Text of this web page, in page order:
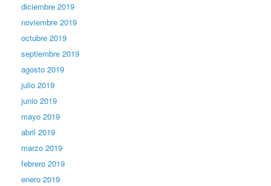
diciembre 2019
noviembre 2019
octubre 2019
septiembre 2019
agosto 2019
julio 2019
junio 2019
mayo 2019
abril 2019
marzo 2019
febrero 2019
enero 2019